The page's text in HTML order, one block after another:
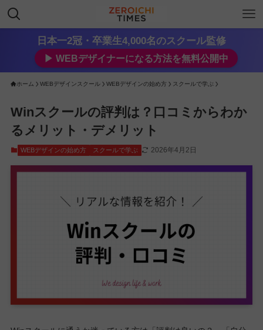
日本一2冠・卒業生4,000名のスクール監修
▶︎ WEBデザイナーになる方法を無料公開中
ホーム WEBデザインスクール WEBデザインの始め方 スクールで学ぶ
Winスクールの評判は？口コミからわか
るメリット・デメリット
WEBデザインの始め方 スクールで学ぶ 2026年4月2日